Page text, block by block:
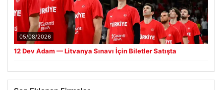
05/08/2026
12 Dev Adam — Litvanya Sınavı İçin Biletler Satışta